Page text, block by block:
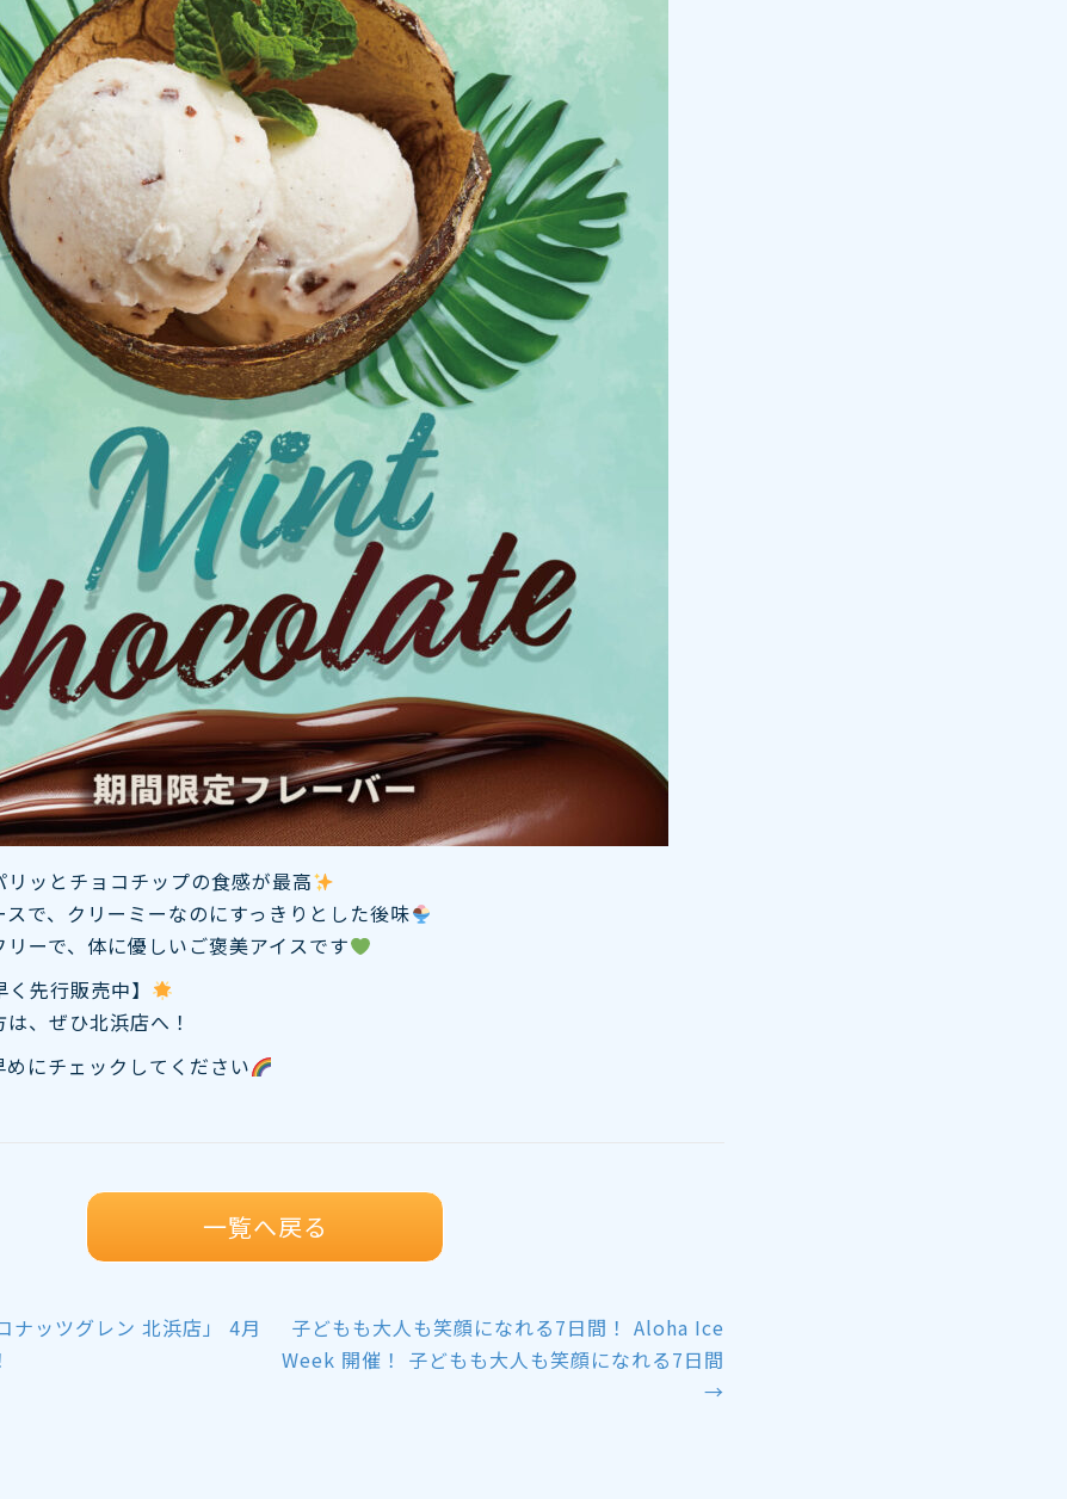
ッとチョコチップの食感が最高
で、クリーミーなのにすっきりとした後味
ーで、体に優しいご褒美アイスです
先行販売中】
、ぜひ北浜店へ！
にチェックしてください
一覧へ戻る
ッツグレン 北浜店」 4月
子どもも大人も笑顔になれる7日間！ Aloha Ice
Week 開催！ 子どもも大人も笑顔になれる7日間
→